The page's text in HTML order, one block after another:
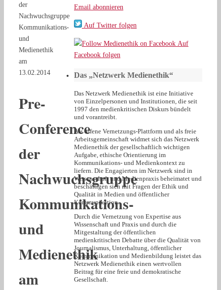
der
Nachwuchsgruppe
Kommunikations-
und
Medienethik
am
13.02.2014
Pre-
Conference
der
Nachwuchsgruppe
Kommunikations-
und
Medienethik
am
Email abonnieren
Auf Twitter folgen
Auf
Facebook folgen
Das „Netzwerk Medienethik“
Das Netzwerk Medienethik ist eine Initiative
von Einzelpersonen und Institutionen, die seit
1997 den medienkritischen Diskurs bündelt
und vorantreibt.
Als offene Vernetzungs-Plattform und als freie
Arbeitsgemeinschaft widmet sich das Netzwerk
Medienethik der gesellschaftlich wichtigen
Aufgabe, ethische Orientierung im
Kommunikations- und Medienkontext zu
liefern. Die Engagierten im Netzwerk sind in
Wissenschaft und Medienpraxis beheimatet und
beschäftigen sich mit Fragen der Ethik und
Qualität in Medien und öffentlicher
Kommunikation.
Durch die Vernetzung von Expertise aus
Wissenschaft und Praxis und durch die
Mitgestaltung der öffentlichen
medienkritischen Debatte über die Qualität von
Journalismus, Unterhaltung, öffentlicher
Kommunikation und Medienbildung leistet das
Netzwerk Medienethik einen wertvollen
Beitrag für eine freie und demokratische
Gesellschaft.